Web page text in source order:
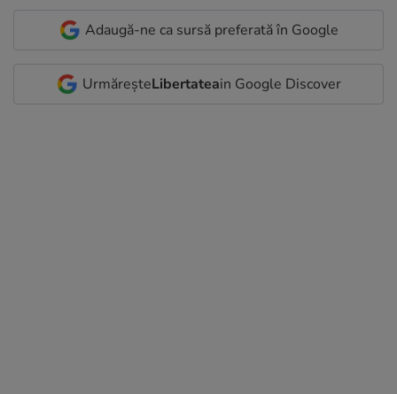
Adaugă-ne ca sursă preferată în Google
UrmăreșteLibertateain Google Discover